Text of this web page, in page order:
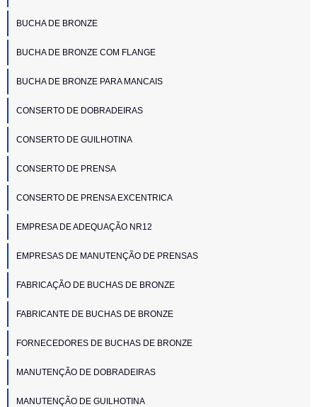
BUCHA DE BRONZE
BUCHA DE BRONZE COM FLANGE
BUCHA DE BRONZE PARA MANCAIS
CONSERTO DE DOBRADEIRAS
CONSERTO DE GUILHOTINA
CONSERTO DE PRENSA
CONSERTO DE PRENSA EXCENTRICA
EMPRESA DE ADEQUAÇÃO NR12
EMPRESAS DE MANUTENÇÃO DE PRENSAS
FABRICAÇÃO DE BUCHAS DE BRONZE
FABRICANTE DE BUCHAS DE BRONZE
FORNECEDORES DE BUCHAS DE BRONZE
MANUTENÇÃO DE DOBRADEIRAS
MANUTENÇÃO DE GUILHOTINA